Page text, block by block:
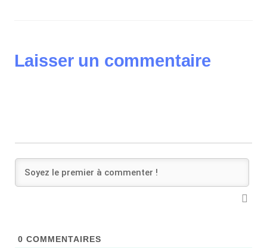
Laisser un commentaire
0 COMMENTAIRES